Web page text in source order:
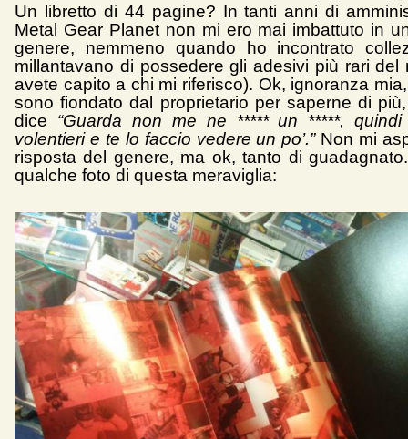
Un libretto di 44 pagine? In tanti anni di
Metal Gear Planet non mi ero mai imbattuto in
genere, nemmeno quando ho incontrato
millantavano di possedere gli adesivi più rari del
avete capito a chi mi riferisco). Ok, ignoranza
sono fiondato dal proprietario per saperne di
dice “Guarda non me ne ***** un *****,
volentieri e te lo faccio vedere un po’.”Non mi
risposta del genere, ma ok, tanto di
qualche foto di questa meraviglia: